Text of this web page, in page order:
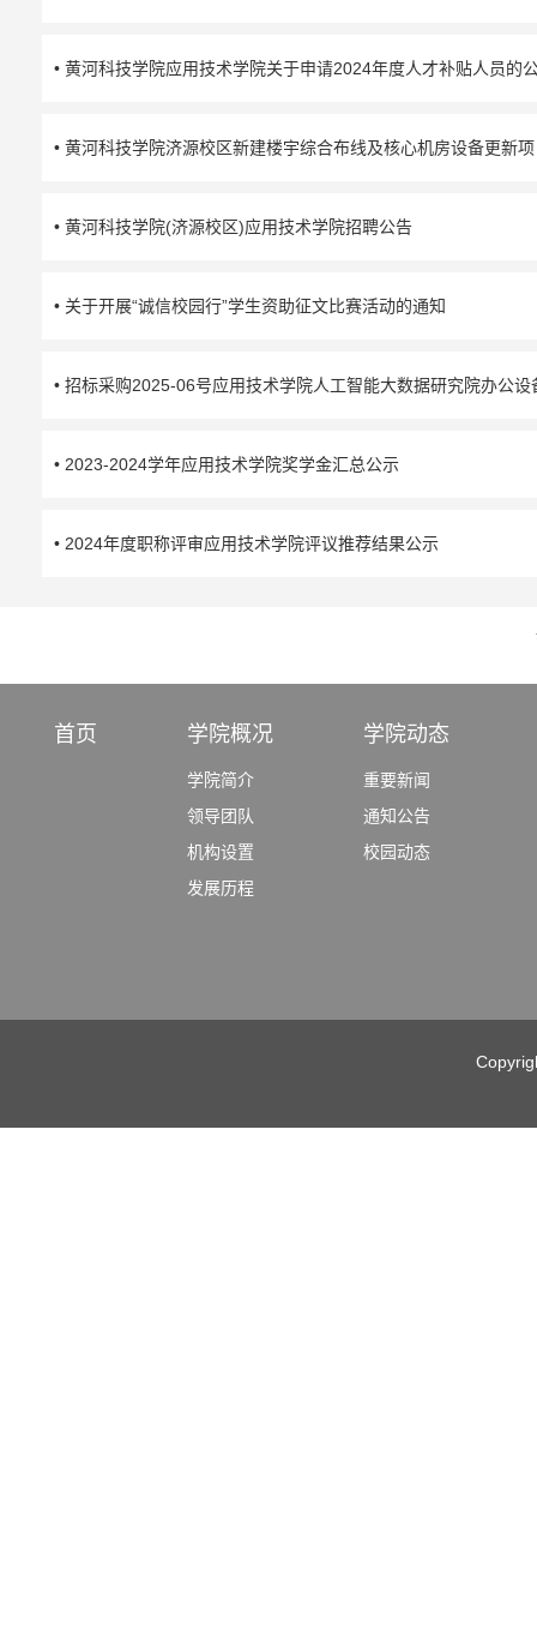
• 黄河科技学院应用技术学院关于申请2024年度人才补贴人员的
• 黄河科技学院济源校区新建楼宇综合布线及核心机房设备更新
• 黄河科技学院(济源校区)应用技术学院招聘公告
• 关于开展“诚信校园行”学生资助征文比赛活动的通知
• 招标采购2025-06号应用技术学院人工智能大数据研究院办公
• 2023-2024学年应用技术学院奖学金汇总公示
• 2024年度职称评审应用技术学院评议推荐结果公示
首页 学院概况
学院简介
领导团队
机构设置
发展历程
学院动态
重要新闻
通知公告
校园动态